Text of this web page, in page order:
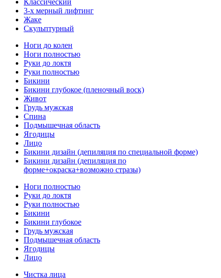
Классический
3-х мерный лифтинг
Жаке
Скульптурный
Ноги до колен
Ноги полностью
Руки до локтя
Руки полностью
Бикини
Бикини глубокое (пленочный воск)
Живот
Грудь мужская
Спина
Подмышечная область
Ягодицы
Лицо
Бикини дизайн (депиляция по специальной форме)
Бикини дизайн (депиляция по
форме+окраска+возможно стразы)
Ноги полностью
Руки до локтя
Руки полностью
Бикини
Бикини глубокое
Грудь мужская
Подмышечная область
Ягодицы
Лицо
Чистка лица